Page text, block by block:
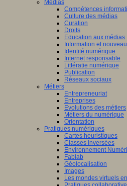
Médias
Compétences
Culture des médias
Curation
Droits
Education aux médias
Information et
Identité numérique
Internet responsable
Littératie numérique
Publication
Réseaux sociaux
Métiers
Entrepreneuriat
Entreprises
Evolutions des métiers
Métiers du numérique
Orientation
Pratiques numériques
Cartes heuristiques
Classes inversées
Environnement
Fablab
Géolocalisation
Images
Les mondes virtuels